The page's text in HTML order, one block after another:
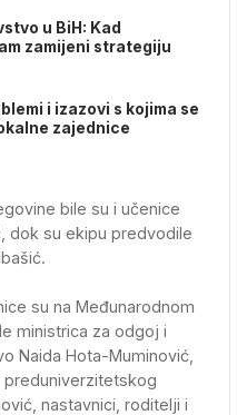
u BiH: Kad
zamijeni strategiju
i izazovi s kojima se
zajednice
bile su i učenice
dok su ekipu predvodile
su na Međunarodnom
ministrica za odgoj i
Naida Hota-Muminović,
nastavnici, roditelji i